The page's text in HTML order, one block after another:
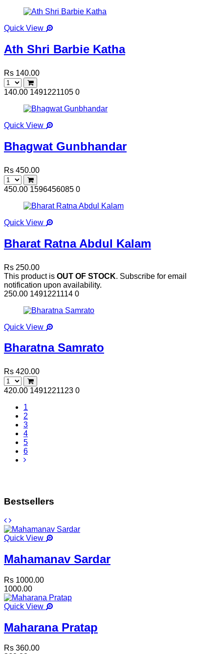
Quick View
Ath Shri Barbie Katha
Rs 140.00
140.00 1491221105 0
Quick View
Bhagwat Gunbhandar
Rs 450.00
450.00 1596456085 0
Quick View
Bharat Ratna Abdul Kalam
Rs 250.00
This product is OUT OF STOCK. Subscribe for email
notification upon availability.
250.00 1491221114 0
Quick View
Bharatna Samrato
Rs 420.00
420.00 1491221123 0
1
2
3
4
5
6
Bestsellers
Quick View
Mahamanav Sardar
Rs 1000.00
1000.00
Quick View
Maharana Pratap
Rs 360.00